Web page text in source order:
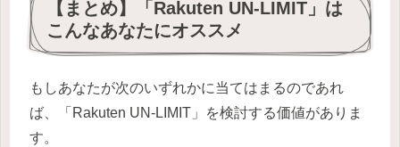
【まとめ】「Rakuten UN-LIMIT」は
こんなあなたにオススメ
もしあなたが次のいずれかに当てはまるのであれ
ば、「Rakuten UN-LIMIT」を検討する価値がありま
す。